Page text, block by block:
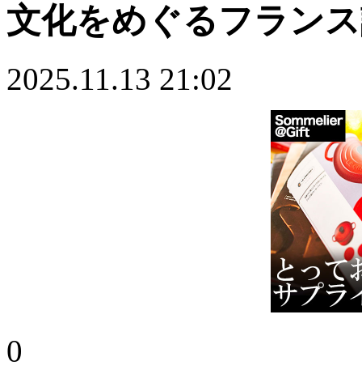
文化をめぐるフラン
2025.11.13 21:02
0